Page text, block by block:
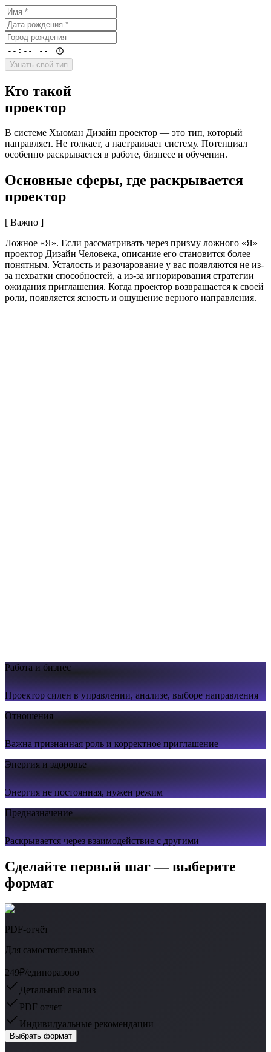
Узнать свой тип
Кто такой
проектор
В системе Хьюман Дизайн проектор — это тип, который
направляет. Не толкает, а настраивает систему. Потенциал
особенно раскрывается в работе, бизнесе и обучении.
Основные сферы, где раскрывается
проектор
[ Важно ]
Ложное «Я». Если рассматривать через призму ложного «Я»
проектор Дизайн Человека, описание его становится более
понятным. Усталость и разочарование у вас появляются не из-
за нехватки способностей, а из-за игнорирования стратегии
ожидания приглашения. Когда проектор возвращается к своей
роли, появляется ясность и ощущение верного направления.
Работа и бизнес
Проектор силен в управлении, анализе, выборе направления
Отношения
Важна признанная роль и корректное приглашение
Энергия и здоровье
Энергия не постоянная, нужен режим
Предназначение
Раскрывается через взаимодействие с другими
Сделайте первый шаг — выберите
формат
PDF-отчёт
Для самостоятельных
249₽/единоразово
Детальный анализ
PDF отчет
Индивидуальные рекомендации
Выбрать формат